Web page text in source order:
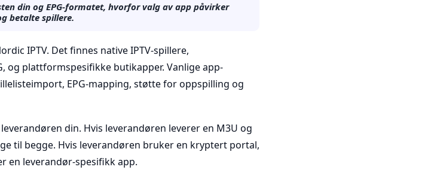
din og EPG-formatet, hvorfor valg av app påvirker
betalte spillere.
IPTV. Det finnes native IPTV-spillere,
og plattformspesifikke butikapper. Vanlige app-
EPG-mapping, støtte for oppspilling og
din. Hvis leverandøren leverer en M3U og
til begge. Hvis leverandøren bruker en kryptert portal,
en leverandør-spesifikk app.